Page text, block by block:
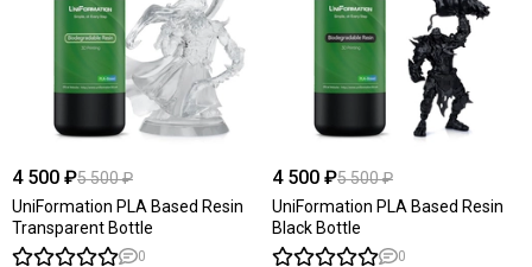
4 500 ₽5 500 ₽
UniFormation PLA Based Resin
Transparent Bottle
0
4 500 ₽5 500 ₽
UniFormation PLA Based Resin
Black Bottle
0